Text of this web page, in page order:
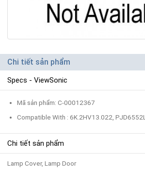
Chi tiết sản phẩm
Specs - ViewSonic
Mã sản phẩm: C-00012367
Compatible With : 6K.2HV13.022,
Chi tiết sản phẩm
Lamp Cover, Lamp Door